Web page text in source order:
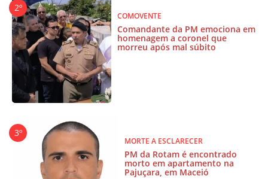
COMOVENTE
Comandante da PM emociona em
homenagem a coronel que
morreu após mal súbito
MORTE A ESCLARECER
PM da Rotam é encontrado
morto em apartamento na
Pajuçara, em Maceió